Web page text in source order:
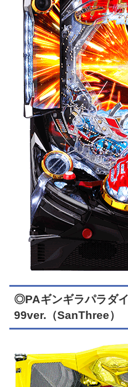
◎PAギンギラパラダ
99ver.（SanThree）